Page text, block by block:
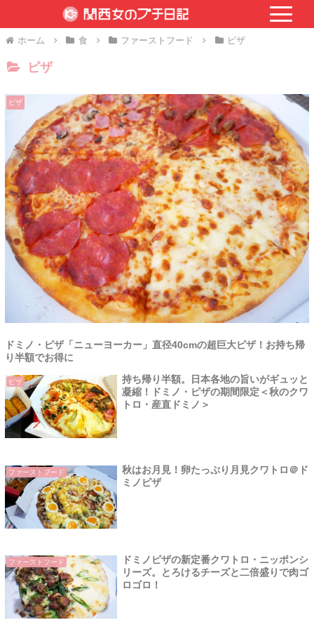
ホーム 食 ファーストフード ピザ
ピザ
ピザ
ドミノ・ピザ「ニューヨーカー」直径40cmの超巨大ピザ！お持ち帰
り半額でお得に
ピザ
持ち帰り半額。日本各地の旨いがギュッと
凝縮！ドミノ・ピザの期間限定＜秋のクワ
トロ・産直ドミノ＞
ファーストフード
秋はお月見！卵たっぷり月見クワトロ＠ド
ミノピザ
ファーストフード
ドミノピザの新定番クワトロ・ニッポンシ
リーズ。とろけるチーズと二倍盛りで肉ゴ
ロゴロ！